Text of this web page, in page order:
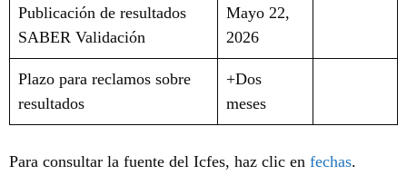
Publicación de resultados
SABER Validación
Mayo 22,
2026
Plazo para reclamos sobre
resultados
+Dos
meses
Para consultar la fuente del Icfes, haz clic en fechas.